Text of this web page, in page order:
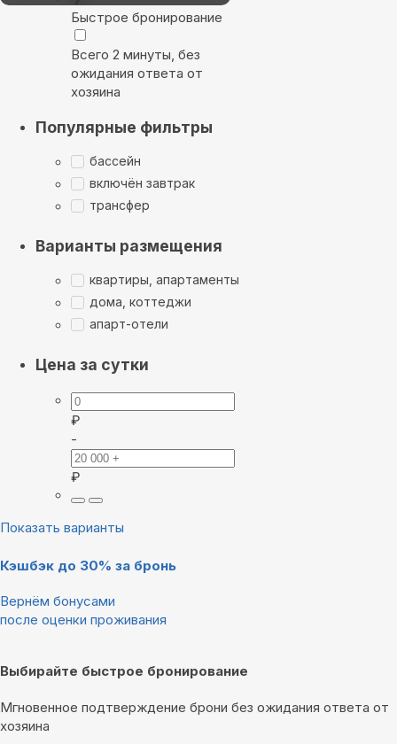
Быстрое бронирование
Всего 2 минуты, без
ожидания ответа от
хозяина
Популярные фильтры
бассейн
включён завтрак
трансфер
Варианты размещения
квартиры, апартаменты
дома, коттеджи
апарт-отели
Цена за сутки
₽
-
₽
Показать варианты
Кэшбэк до 30% за бронь
Вернём бонусами
после оценки проживания
Выбирайте быстрое бронирование
Мгновенное подтверждение брони без ожидания ответа от
хозяина